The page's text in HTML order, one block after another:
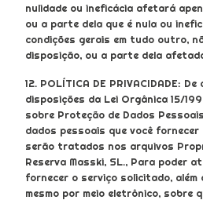
nulidade ou ineficácia afetará
ou a parte dela que é nula ou
condições gerais em tudo outro,
disposição, ou a parte dela
12. POLÍTICA DE PRIVACIDADE:
disposições da Lei Orgânica 15/
sobre Proteção de Dados
dados pessoais que você
serão tratados nos arquivos
Reserva Masski, SL., Para poder
fornecer o serviço solicitado, além
mesmo por meio eletrônico, sobre